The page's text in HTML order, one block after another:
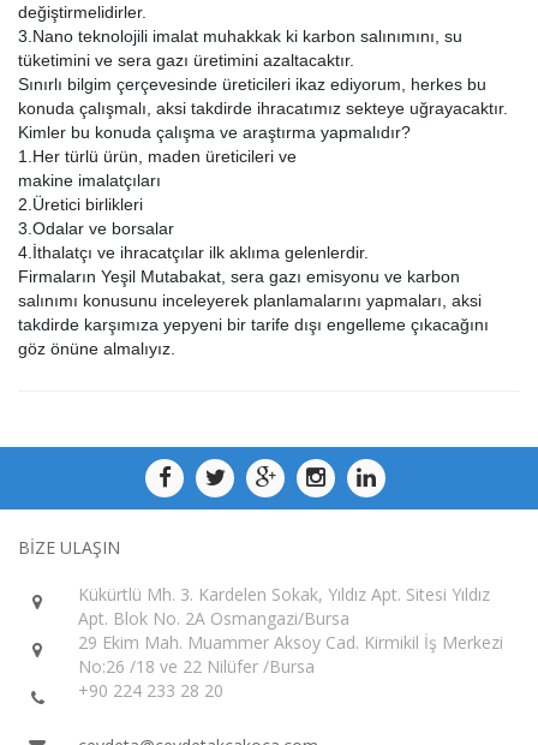
değiştirmelidirler.
3.Nano teknolojili imalat muhakkak ki karbon salınımını, su
tüketimini ve sera gazı üretimini azaltacaktır.
Sınırlı bilgim çerçevesinde üreticileri ikaz ediyorum, herkes bu
konuda çalışmalı, aksi takdirde ihracatımız sekteye uğrayacaktır.
Kimler bu konuda çalışma ve araştırma yapmalıdır?
1.Her türlü ürün, maden üreticileri ve
makine imalatçıları
2.Üretici birlikleri
3.Odalar ve borsalar
4.İthalatçı ve ihracatçılar ilk aklıma gelenlerdir.
Firmaların Yeşil Mutabakat, sera gazı emisyonu ve karbon
salınımı konusunu inceleyerek planlamalarını yapmaları, aksi
takdirde karşımıza yepyeni bir tarife dışı engelleme çıkacağını
göz önüne almalıyız.
BİZE ULAŞIN
Kükürtlü Mh. 3. Kardelen Sokak, Yıldız Apt. Sitesi Yıldız
Apt. Blok No. 2A Osmangazi/Bursa
29 Ekim Mah. Muammer Aksoy Cad. Kirmikil İş Merkezi
No:26 /18 ve 22 Nilüfer /Bursa
+90 224 233 28 20